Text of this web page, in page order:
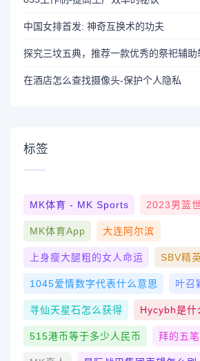
中国女排首发: 神奇互换术的功夫
探究三坟五典，推荐一款优秀的祭祀辅助
在酒店怎么查找摄像头-保护个人隐私
标签
MK体育 - MK Sports 2023男篮
MK体育App 大连阿尔滨
上身瘦大腿粗的女人命运 SBV精
1045爱情数字代表什么意思 叶召
寻仙天星石怎么获得 Hycybh是什
515港币等于多少人民币 拜的五